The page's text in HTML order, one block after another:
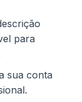
para
sua conta